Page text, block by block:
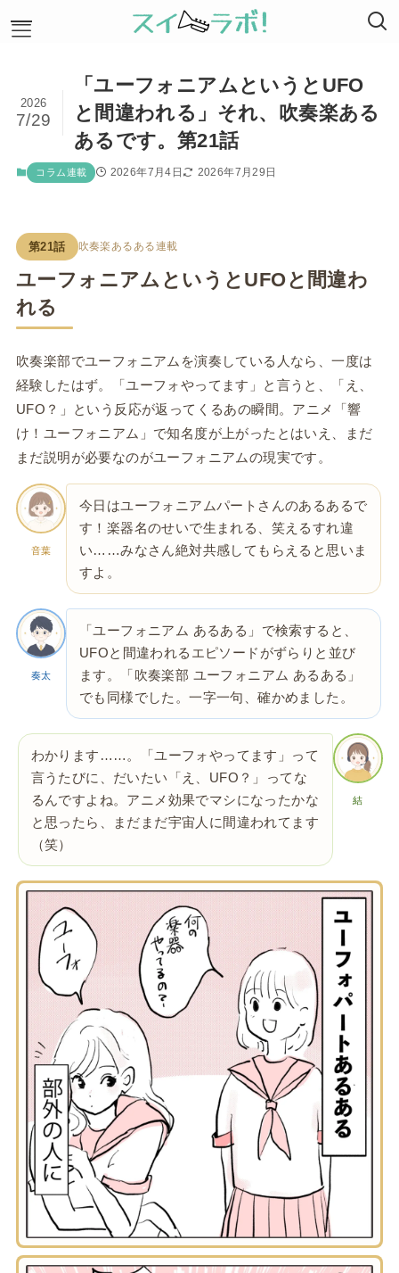
ホーム
特集記事
コラム連載
レビュー/比較
運営会社
協賛・支援
「ユーフォニアムというとUFO
と間違われる」それ、吹奏楽ある
あるです。第21話
2026
7/29
コラム連載 2026年7月4日 2026年7月29日
第21話 吹奏楽あるある連載
ユーフォニアムというとUFOと間違わ
れる
吹奏楽部でユーフォニアムを演奏している人なら、一度は
経験したはず。「ユーフォやってます」と言うと、「え、
UFO？」という反応が返ってくるあの瞬間。アニメ「響
け！ユーフォニアム」で知名度が上がったとはいえ、まだ
まだ説明が必要なのがユーフォニアムの現実です。
音葉
今日はユーフォニアムパートさんのあるあるで
す！楽器名のせいで生まれる、笑えるすれ違
い……みなさん絶対共感してもらえると思いま
すよ。
奏太
「ユーフォニアム あるある」で検索すると、
UFOと間違われるエピソードがずらりと並び
ます。「吹奏楽部 ユーフォニアム あるある」
でも同様でした。一字一句、確かめました。
わかります……。「ユーフォやってます」って
言うたびに、だいたい「え、UFO？」ってな
るんですよね。アニメ効果でマシになったかな
と思ったら、まだまだ宇宙人に間違われてます
（笑）
結